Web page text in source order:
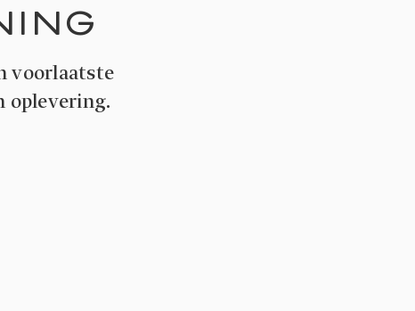
voorlaatste
oplevering.